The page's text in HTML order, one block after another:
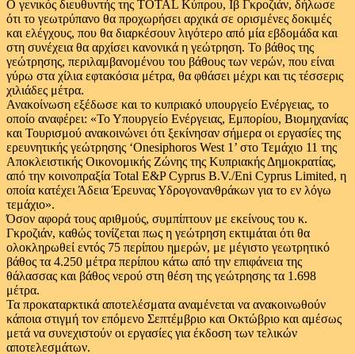
Ο γενικός διευθυντής της TOTAL Κύπρου, Ιβ Γκροζιάν, δήλωσε
ότι το γεωτρύπανο θα προχωρήσει αρχικά σε ορισμένες δοκιμές
και ελέγχους, που θα διαρκέσουν λιγότερο από μία εβδομάδα και
στη συνέχεια θα αρχίσει κανονικά η γεώτρηση. Το βάθος της
γεώτρησης, περιλαμβανομένου του βάθους των νερών, που είναι
γύρω στα χίλια εφτακόσια μέτρα, θα φθάσει μέχρι και τις τέσσερις
χιλιάδες μέτρα.
Ανακοίνωση εξέδωσε και το κυπριακό υπουργείο Ενέργειας, το
οποίο αναφέρει: «Το Υπουργείο Ενέργειας, Εμπορίου, Βιομηχανίας
και Τουρισμού ανακοινώνει ότι ξεκίνησαν σήμερα οι εργασίες της
ερευνητικής γεώτρησης ‘Onesiphoros West 1’ στο Τεμάχιο 11 της
Αποκλειστικής Οικονομικής Ζώνης της Κυπριακής Δημοκρατίας,
από την κοινοπραξία Total E&P Cyprus B.V./Eni Cyprus Limited, η
οποία κατέχει Άδεια Έρευνας Υδρογονανθράκων για το εν λόγω
τεμάχιο».
Όσον αφορά τους αριθμούς, συμπίπτουν με εκείνους του κ.
Γκροζιάν, καθώς τονίζεται πως η γεώτρηση εκτιμάται ότι θα
ολοκληρωθεί εντός 75 περίπου ημερών, με μέγιστο γεωτρητικό
βάθος τα 4.250 μέτρα περίπου κάτω από την επιφάνεια της
θάλασσας και βάθος νερού στη θέση της γεώτρησης τα 1.698
μέτρα.
Τα προκαταρκτικά αποτελέσματα αναμένεται να ανακοινωθούν
κάποια στιγμή τον επόμενο Σεπτέμβριο και Οκτώβριο και αμέσως
μετά να συνεχιστούν οι εργασίες για έκδοση των τελικών
αποτελεσμάτων.